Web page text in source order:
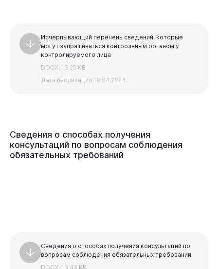
Исчерпывающий перечень сведений, которые
могут запрашиваться контрольным органом у
контролируемого лица
DOCX, 13.25 КБ
Дата публикации 19.04.2024
Сведения о способах получения
консультаций по вопросам соблюдения
обязательных требований
Сведения о способах получения консультаций по
вопросам соблюдения обязательных требований
DOCX, 13.43 КБ